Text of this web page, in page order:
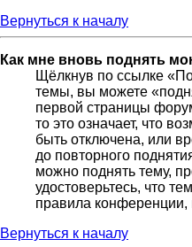
Вернуться к началу
Как мне вновь поднять
Щёлкнув по ссылке
темы, вы можете
первой страницы
то это означает, что
быть отключена, или
до повторного
можно поднять тему,
удостоверьтесь, что
правила конференции,
Вернуться к началу